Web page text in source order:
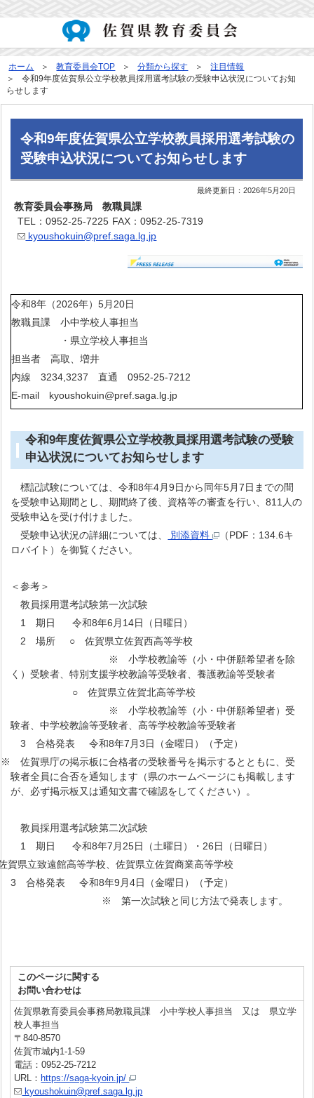
ホーム 教育委員会TOP 分類から探す
注目情報
令和9年度佐賀県公立学校教員採用選考試験の受験申込状況についてお知
らせします
令和9年度佐賀県公立学校教員採用選考試験の
受験申込状況についてお知らせします
最終更新日：2026年5月20日
教育委員会事務局 教職員課
TEL：0952-25-7225 FAX：0952-25-7319
kyoushokuin@pref.saga.lg.jp
令和8年（2026年）5月20日
教職員課 小中学校人事担当
・県立学校人事担当
担当者 高取、増井
内線 3234,3237 直通 0952-25-7212
E-mail kyoushokuin@pref.saga.lg.jp
令和9年度佐賀県公立学校教員採用選考試験の受験
申込状況についてお知らせします
標記試験については、令和8年4月9日から同年5月7日までの間
を受験申込期間とし、期間終了後、資格等の審査を行い、811人の
受験申込を受け付けました。
受験申込状況の詳細については、
別添資料
（PDF：134.6キ
ロバイト）を御覧ください。
＜参考＞
教員採用選考試験第一次試験
1 期日 令和8年6月14日（日曜日）
2 場所 ○ 佐賀県立佐賀西高等学校
※ 小学校教諭等（小・中併願希望者を除
く）受験者、特別支援学校教諭等受験者、養護教諭等受験者
○ 佐賀県立佐賀北高等学校
※ 小学校教諭等（小・中併願希望者）受
験者、中学校教諭等受験者、高等学校教諭等受験者
3 合格発表 令和8年7月3日（金曜日）（予定）
※ 佐賀県庁の掲示板に合格者の受験番号を掲示するとともに、受
験者全員に合否を通知します（県のホームページにも掲載します
が、必ず掲示板又は通知文書で確認をしてください）。
教員採用選考試験第二次試験
1 期日 令和8年7月25日（土曜日）・26日（日曜日）
立致遠館高等学校、佐賀県立佐賀商業高等学校
3 合格発表 令和8年9月4日（金曜日）（予定）
※ 第一次試験と同じ方法で発表します。
このページに関する
お問い合わせは
佐賀県教育委員会事務局教職員課 小中学校人事担当 又は 県立学
校人事担当
〒840-8570
佐賀市城内1-1-59
電話：0952-25-7212
URL： https://saga-kyoin.jp/
kyoushokuin@pref.saga.lg.jp